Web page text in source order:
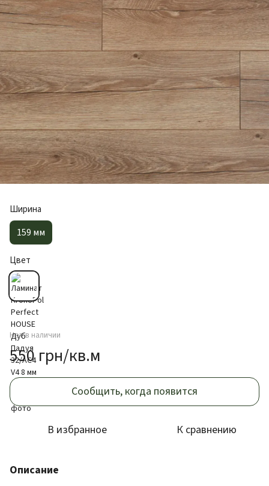
Ширина
159 мм
Цвет
Нет в наличии
550 грн/кв.м
Сообщить, когда появится
В избранное К сравнению
Описание